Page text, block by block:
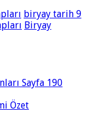
biryay tarih 9
Biryay
Sayfa 190
Özet